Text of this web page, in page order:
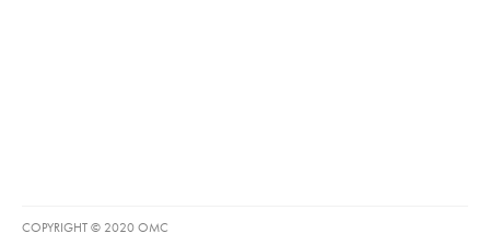
COPYRIGHT © 2020 OMC